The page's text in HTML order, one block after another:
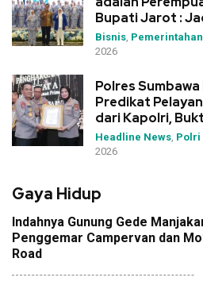
Bupati Jarot :
IWAPI Rumah
Bisnis, Pemerintahan
2026
Polres Sumbawa
Predikat
dari Kapolri,
Dedikasi Tinggi
Rakernis Polda
Headline News, Polri
2026
Gaya Hidup
Indahnya Gunung Gede
Penggemar Campervan dan
Road